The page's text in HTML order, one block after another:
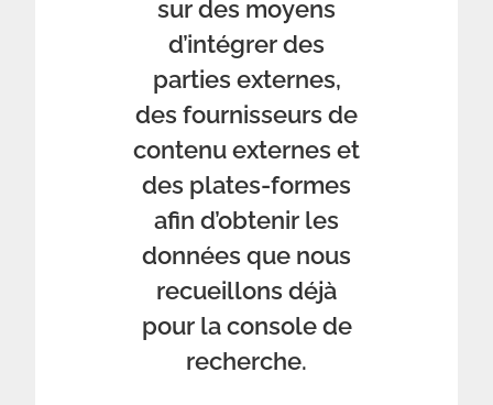
sur des moyens
d’intégrer des
parties externes,
des fournisseurs de
contenu externes et
des plates-formes
afin d’obtenir les
données que nous
recueillons déjà
pour la console de
recherche.